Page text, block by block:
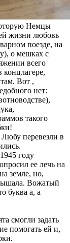
Немцы
жизни любовь
поезде, на
о мешках с
всего
Вот ,
нет:
такого
перевезли в
году
ее лечь на
земле, но,
Вожатый
буква а, а
смогли задать
помогать ей и,